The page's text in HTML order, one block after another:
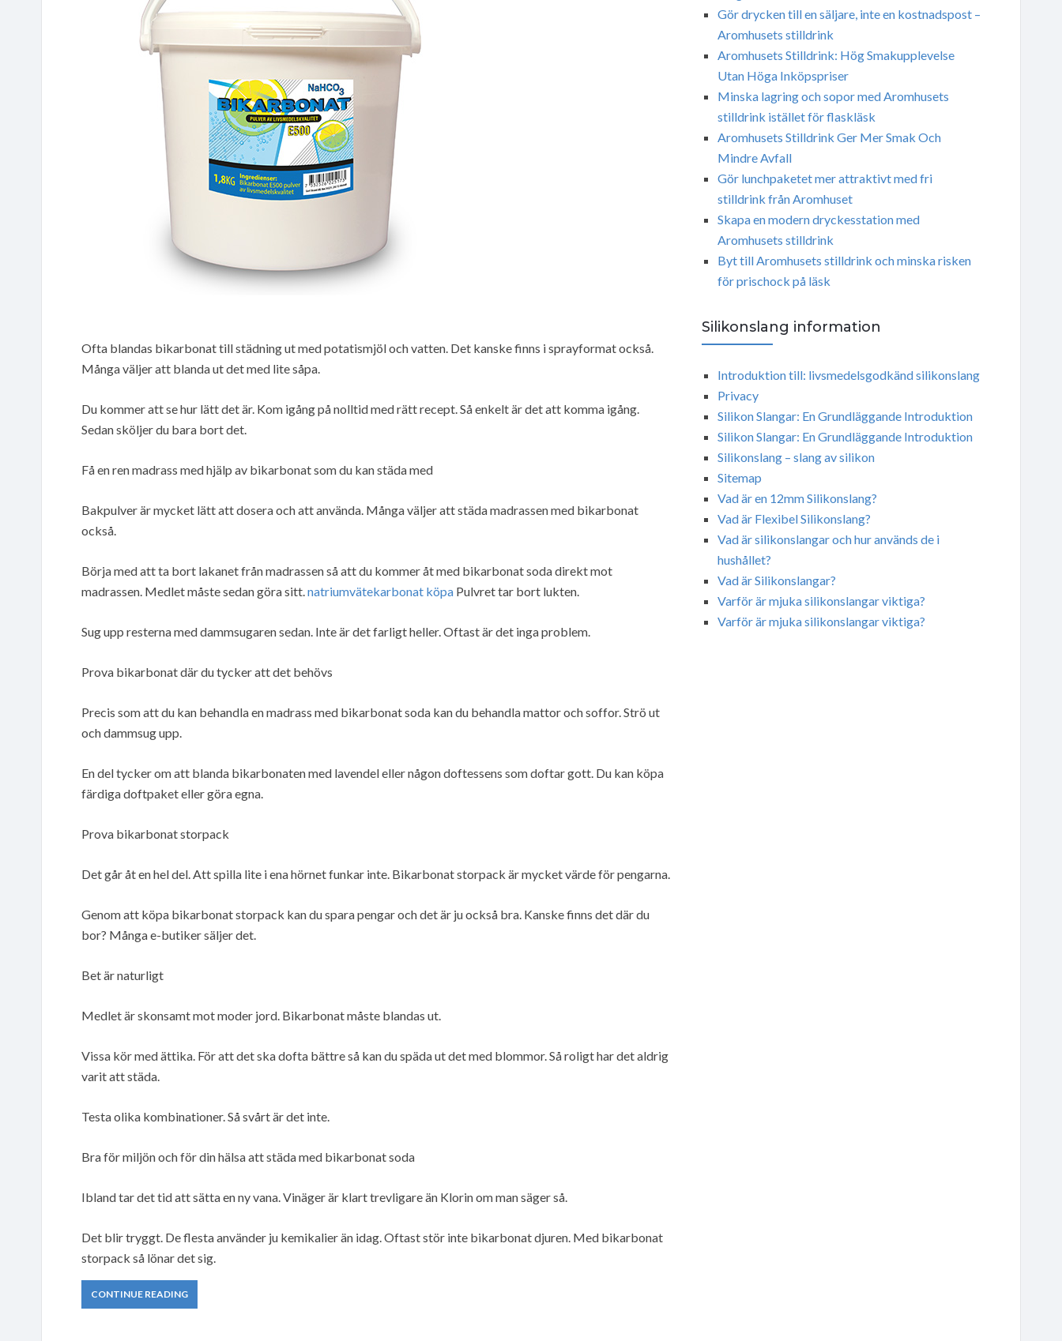
Ofta blandas bikarbonat till städning ut med potatismjöl och vatten. Det kanske finns i sprayformat också.
Många väljer att blanda ut det med lite såpa.
Du kommer att se hur lätt det är. Kom igång på nolltid med rätt recept. Så enkelt är det att komma igång.
Sedan sköljer du bara bort det.
Få en ren madrass med hjälp av bikarbonat som du kan städa med
Bakpulver är mycket lätt att dosera och att använda. Många väljer att städa madrassen med bikarbonat
också.
Börja med att ta bort lakanet från madrassen så att du kommer åt med bikarbonat soda direkt mot
madrassen. Medlet måste sedan göra sitt.natriumvätekarbonat köpa Pulvret tar bort lukten.
Sug upp resterna med dammsugaren sedan. Inte är det farligt heller. Oftast är det inga problem.
Prova bikarbonat där du tycker att det behövs
Precis som att du kan behandla en madrass med bikarbonat soda kan du behandla mattor och soffor. Strö ut
och dammsug upp.
En del tycker om att blanda bikarbonaten med lavendel eller någon doftessens som doftar gott. Du kan köpa
färdiga doftpaket eller göra egna.
Prova bikarbonat storpack
Det går åt en hel del. Att spilla lite i ena hörnet funkar inte. Bikarbonat storpack är mycket värde för pengarna.
Genom att köpa bikarbonat storpack kan du spara pengar och det är ju också bra. Kanske finns det där du
bor? Många e-butiker säljer det.
Bet är naturligt
Medlet är skonsamt mot moder jord. Bikarbonat måste blandas ut.
Vissa kör med ättika. För att det ska dofta bättre så kan du späda ut det med blommor. Så roligt har det aldrig
varit att städa.
Testa olika kombinationer. Så svårt är det inte.
Bra för miljön och för din hälsa att städa med bikarbonat soda
Ibland tar det tid att sätta en ny vana. Vinäger är klart trevligare än Klorin om man säger så.
Det blir tryggt. De flesta använder ju kemikalier än idag. Oftast stör inte bikarbonat djuren. Med bikarbonat
storpack så lönar det sig.
CONTINUE READING
Gör drycken till en säljare, inte en kostnadspost –
Aromhusets stilldrink
Aromhusets Stilldrink: Hög Smakupplevelse
Utan Höga Inköpspriser
Minska lagring och sopor med Aromhusets
stilldrink istället för flaskläsk
Aromhusets Stilldrink Ger Mer Smak Och
Mindre Avfall
Gör lunchpaketet mer attraktivt med fri
stilldrink från Aromhuset
Skapa en modern dryckesstation med
Aromhusets stilldrink
Byt till Aromhusets stilldrink och minska risken
för prischock på läsk
Silikonslang information
Introduktion till: livsmedelsgodkänd silikonslang
Privacy
Silikon Slangar: En Grundläggande Introduktion
Silikon Slangar: En Grundläggande Introduktion
Silikonslang – slang av silikon
Sitemap
Vad är en 12mm Silikonslang?
Vad är Flexibel Silikonslang?
Vad är silikonslangar och hur används de i
hushållet?
Vad är Silikonslangar?
Varför är mjuka silikonslangar viktiga?
Varför är mjuka silikonslangar viktiga?